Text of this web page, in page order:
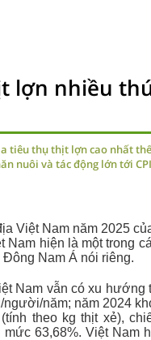
lợn nhiều
tiêu thụ thịt lợn cao nhất
nuôi và tác động lớn tới
Việt Nam năm 2025
hiện là một trong
Nam Á nói riêng.
Nam vẫn có xu hướng
người/năm; năm 2024
theo kg thịt xẻ),
63,68%. Việt Nam